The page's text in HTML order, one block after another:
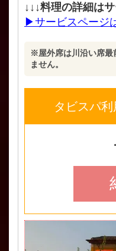
↓↓↓料理の詳細は
▶サービスページ
※屋外席は川沿い席最
ません。
タビスパ